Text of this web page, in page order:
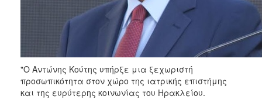
"Ο Αντώνης Κούτης υπήρξε μια ξεχωριστή
προσωπικότητα στον χώρο της ιατρικής επιστήμης
και της ευρύτερης κοινωνίας του Ηρακλείου.